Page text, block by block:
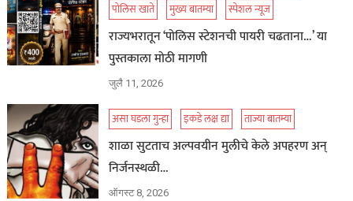
पोलिस खाते
मुख्य बातम्या स्पेशल न्यूज
राज्यभरातून ‘पोलिस स्टेशनची पायरी चढताना…’ या
पुस्तकाला मोठी मागणी
जुलै 11, 2026
असा घडला गुन्हा इकडे लक्ष द्या ताज्या बातम्या
शाळा सुटताच अल्पवयीन मुलीचे केले अपहरण अन्
निर्जनस्थळी…
ऑगस्ट 8, 2026